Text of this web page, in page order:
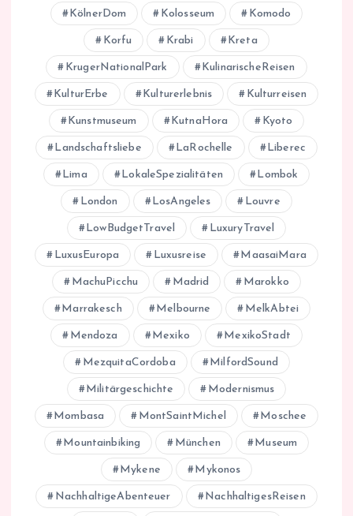
KölnerDom Kolosseum Komodo
Korfu Krabi Kreta
KrugerNationalPark KulinarischeReisen
KulturErbe Kulturerlebnis Kulturreisen
Kunstmuseum KutnaHora Kyoto
Landschaftsliebe LaRochelle Liberec
Lima LokaleSpezialitäten Lombok
London LosAngeles Louvre
LowBudgetTravel LuxuryTravel
LuxusEuropa Luxusreise MaasaiMara
MachuPicchu Madrid Marokko
Marrakesch Melbourne MelkAbtei
Mendoza Mexiko MexikoStadt
MezquitaCordoba MilfordSound
Militärgeschichte Modernismus
Mombasa MontSaintMichel Moschee
Mountainbiking München Museum
Mykene Mykonos
NachhaltigeAbenteuer NachhaltigesReisen